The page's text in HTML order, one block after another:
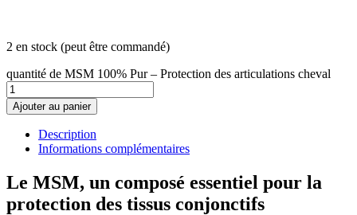
2 en stock (peut être commandé)
quantité de MSM 100% Pur – Protection des articulations cheval
Ajouter au panier
Description
Informations complémentaires
Le MSM, un composé essentiel pour la
protection des tissus conjonctifs